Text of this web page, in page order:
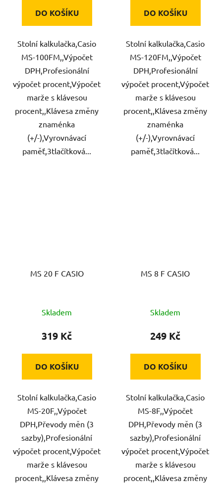
DO KOŠÍKU
Stolní kalkulačka,Casio
MS-100FM,,Výpočet
DPH,Profesionální
výpočet procent,Výpočet
marže s klávesou
procent,,Klávesa změny
znaménka
(+/-),Vyrovnávací
paměť,3tlačítková...
DO KOŠÍKU
Stolní kalkulačka,Casio
MS-120FM,,Výpočet
DPH,Profesionální
výpočet procent,Výpočet
marže s klávesou
procent,,Klávesa změny
znaménka
(+/-),Vyrovnávací
paměť,3tlačítková...
MS 20 F CASIO
Skladem
319 Kč
DO KOŠÍKU
Stolní kalkulačka,Casio
MS-20F,,Výpočet
DPH,Převody měn (3
sazby),Profesionální
výpočet procent,Výpočet
marže s klávesou
procent,,Klávesa změny
MS 8 F CASIO
Skladem
249 Kč
DO KOŠÍKU
Stolní kalkulačka,Casio
MS-8F,,Výpočet
DPH,Převody měn (3
sazby),Profesionální
výpočet procent,Výpočet
marže s klávesou
procent,,Klávesa změny